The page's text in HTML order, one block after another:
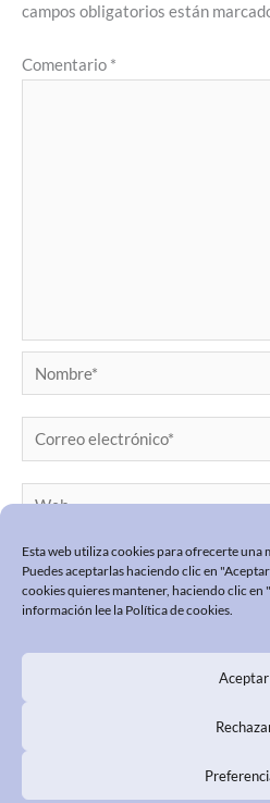
Esta web utiliza cookies para ofrecerte una
Puedes aceptarlas haciendo clic en
cookies quieres mantener, haciendo clic en
información lee la Política de cookies.
Aceptar
campos obligatorios están
Comentario *
Nombre*
Correo
electrónico*
Web
POLÍTICA DE
Annie Maya © 2026 · Diseño